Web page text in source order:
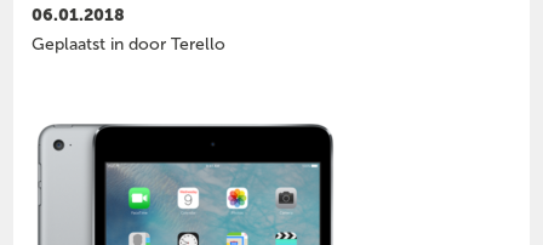
06.01.2018
Geplaatst in door Terello